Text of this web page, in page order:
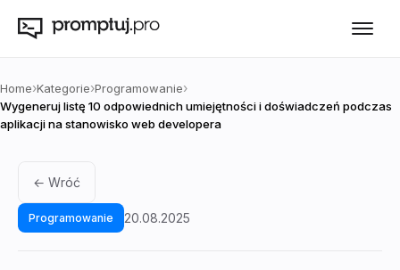
Home›Kategorie›Programowanie›
Wygeneruj listę 10 odpowiednich umiejętności i doświadczeń podczas
aplikacji na stanowisko web developera
← Wróć
Programowanie 20.08.2025